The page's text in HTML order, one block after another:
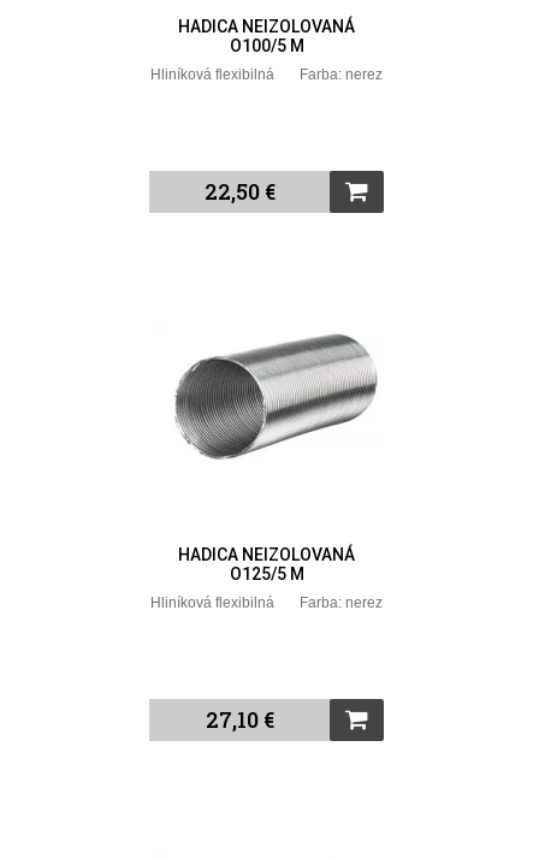
HADICA NEIZOLOVANÁ
O100/5 M
Hliníková flexibilná Farba: nerez
22,50 €
HADICA NEIZOLOVANÁ
O125/5 M
Hliníková flexibilná Farba: nerez
27,10 €